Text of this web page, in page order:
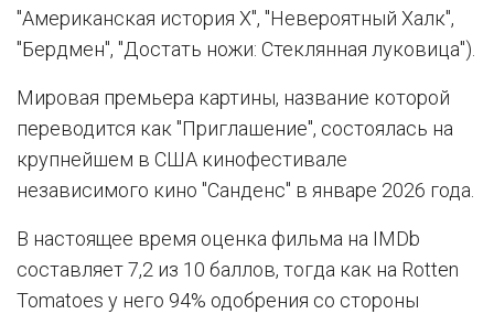
"Американская история Х", "Невероятный Халк",
"Бердмен", "Достать ножи: Стеклянная луковица").
Мировая премьера картины, название которой
переводится как "Приглашение", состоялась на
крупнейшем в США кинофестивале
независимого кино "Санденс" в январе 2026 года.
В настоящее время оценка фильма на IMDb
составляет 7,2 из 10 баллов, тогда как на Rotten
Tomatoes у него 94% одобрения со стороны